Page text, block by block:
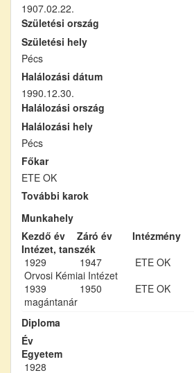
1907.02.22.
Születési ország
Születési hely
Pécs
Halálozási dátum
1990.12.30.
Halálozási ország
Halálozási hely
Pécs
Főkar
ETE OK
További karok
Munkahely
Kezdő év
Záró év
Intézmény
Intézet, tanszék
1929
1947
ETE OK
Orvosi Kémiai Intézet
1939
1950
ETE OK
magántanár
Diploma
Év
Egyetem
1928